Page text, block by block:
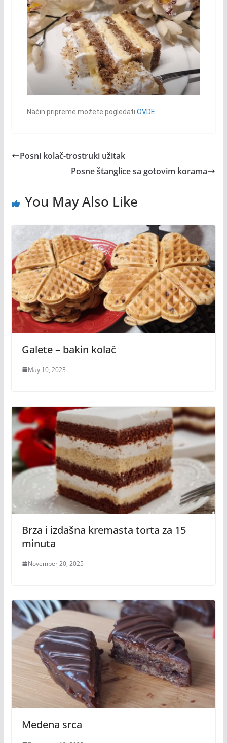
Način pripreme možete pogledati OVDE
Posni kolač-trostruki užitak
Posne štanglice sa gotovim korama
You May Also Like
Galete – bakin kolač
May 10, 2023
Brza i izdašna kremasta torta za 15
minuta
November 20, 2025
Medena srca